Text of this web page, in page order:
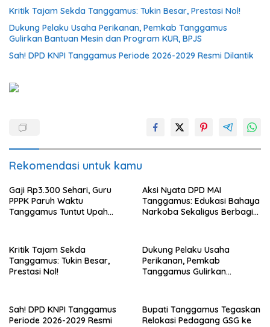
Kritik Tajam Sekda Tanggamus: Tukin Besar, Prestasi Nol!
Dukung Pelaku Usaha Perikanan, Pemkab Tanggamus
Gulirkan Bantuan Mesin dan Program KUR, BPJS
Sah! DPD KNPI Tanggamus Periode 2026-2029 Resmi Dilantik
Rekomendasi untuk kamu
Gaji Rp3.300 Sehari, Guru
PPPK Paruh Waktu
Tanggamus Tuntut Upah
Aksi Nyata DPD MAI
Tanggamus: Edukasi Bahaya
Narkoba Sekaligus Berbagi
Kritik Tajam Sekda
Tanggamus: Tukin Besar,
Prestasi Nol!
Dukung Pelaku Usaha
Perikanan, Pemkab
Tanggamus Gulirkan
Sah! DPD KNPI Tanggamus
Periode 2026-2029 Resmi
Bupati Tanggamus Tegaskan
Relokasi Pedagang GSG ke